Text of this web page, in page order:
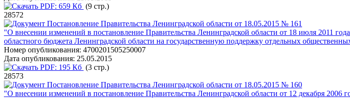
PDF: 659 Кб (9 стр.)
28572
Постановление Правительства Ленинградской области от 18.05.2015 № 161
"О внесении изменений в постановление Правительства Ленинградской области от 18 июля 2011
областного бюджета Ленинградской области на государственную поддержку отдельных
Номер опубликования: 4700201505250007
Дата опубликования: 25.05.2015
PDF: 195 Кб (3 стр.)
28573
Постановление Правительства Ленинградской области от 18.05.2015 № 160
"О внесении изменений в постановление Правительства Ленинградской области от 12 декабря